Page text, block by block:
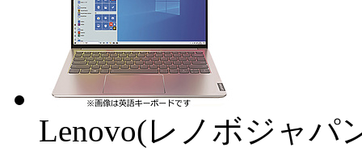
Lenovo(レノボジャパ